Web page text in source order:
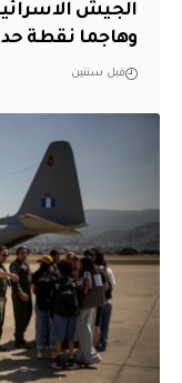
الجيش
وهاجما نقطة
قبل سنتين